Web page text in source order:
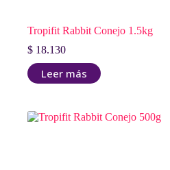
Tropifit Rabbit Conejo 1.5kg
$ 18.130
Leer más